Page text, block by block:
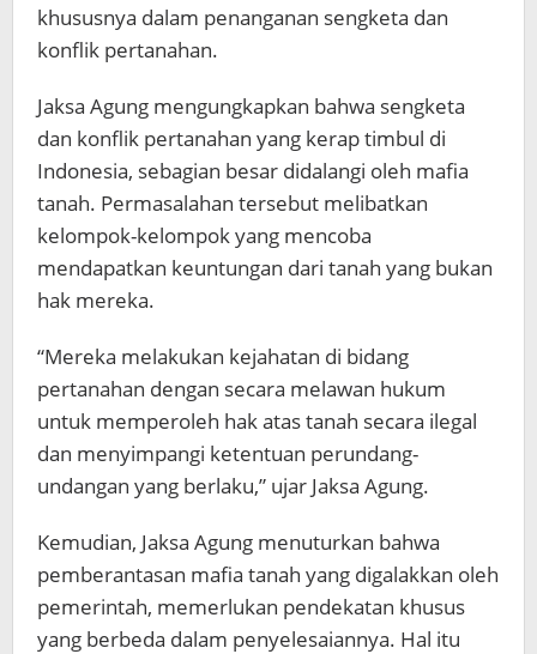
khususnya dalam penanganan sengketa dan
konflik pertanahan.
Jaksa Agung mengungkapkan bahwa sengketa
dan konflik pertanahan yang kerap timbul di
Indonesia, sebagian besar didalangi oleh mafia
tanah. Permasalahan tersebut melibatkan
kelompok-kelompok yang mencoba
mendapatkan keuntungan dari tanah yang bukan
hak mereka.
“Mereka melakukan kejahatan di bidang
pertanahan dengan secara melawan hukum
untuk memperoleh hak atas tanah secara ilegal
dan menyimpangi ketentuan perundang-
undangan yang berlaku,” ujar Jaksa Agung.
Kemudian, Jaksa Agung menuturkan bahwa
pemberantasan mafia tanah yang digalakkan oleh
pemerintah, memerlukan pendekatan khusus
yang berbeda dalam penyelesaiannya. Hal itu